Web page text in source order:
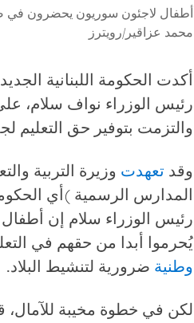
أطفال لاجئون سوريون يحضرون في صف في مدرسة
محمد عزاقير/رويترز
أكدت الحكومة اللبنانية
رئيس الوزراء نواف سلام،
والتزمت بتوفير حق التعليم
وقد تعهدت وزيرة التربية
المدارس الرسمية )أي
رئيس الوزراء سلام إن
يُحرموا أبدا من حقهم في
وطنية ضرورية لتنشيط البلاد.